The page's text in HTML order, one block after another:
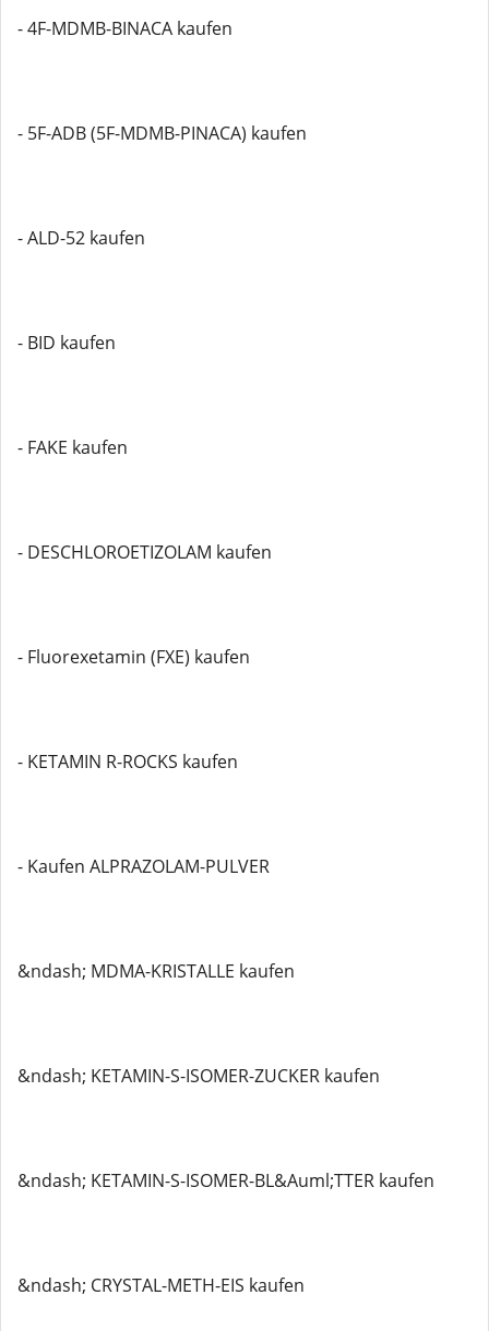
- 4F-MDMB-BINACA kaufen
- 5F-ADB (5F-MDMB-PINACA) kaufen
- ALD-52 kaufen
- BID kaufen
- FAKE kaufen
- DESCHLOROETIZOLAM kaufen
- Fluorexetamin (FXE) kaufen
- KETAMIN R-ROCKS kaufen
- Kaufen ALPRAZOLAM-PULVER
&ndash; MDMA-KRISTALLE kaufen
&ndash; KETAMIN-S-ISOMER-ZUCKER kaufen
&ndash; KETAMIN-S-ISOMER-BL&Auml;TTER kaufen
&ndash; CRYSTAL-METH-EIS kaufen